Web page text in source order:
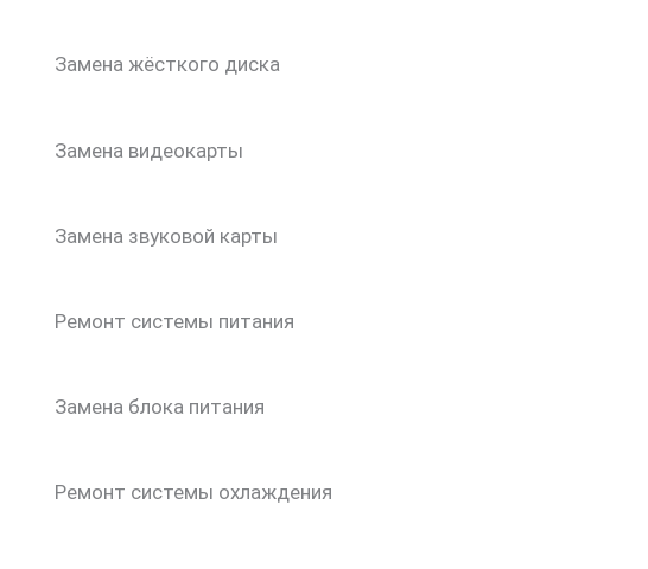
Замена жёсткого диска
Замена видеокарты
Замена звуковой карты
Ремонт системы питания
Замена блока питания
Ремонт системы охлаждения